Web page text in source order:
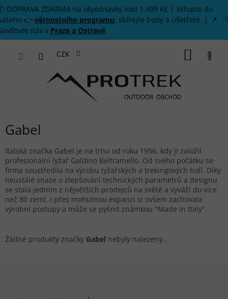
Přejít na obsah
DOPRAVA ZDARMA na objednávky nad 1.499 Kč | Vstupte do
👉 věrnostního programu, sbírejte body a ušetřete. | 📍
nás v Praze a Ostravě
CZK
Gabel
Italská značka Gabel je na trhu od roku 1956, kdy ji založil
profesionální lyžař Galdino Beltramello. Od svého počátku se
firma soustředila na výrobu lyžařských a trekingových holí. Díky
neustálé snaze o zlepšování technických parametrů a designu
se stala jedním z nějvětších prodejců na světě a vyváží do více
než 80 zemí. I přes mohutnou expanzi si ovšem zachovala
výrobní postupy a může se pyšnit známkou "Made in Italy".
Žádné produkty značky Gabel nebyly nalezeny...